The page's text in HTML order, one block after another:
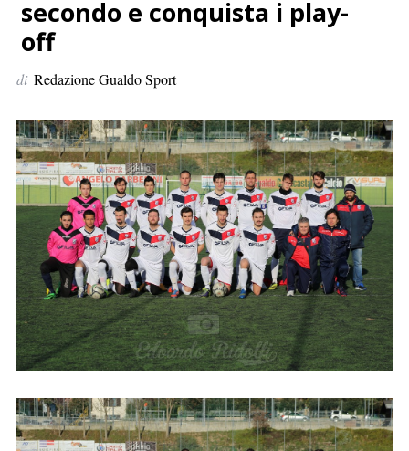
e
:
secondo e conquista i play-
off
di Redazione Gualdo Sport